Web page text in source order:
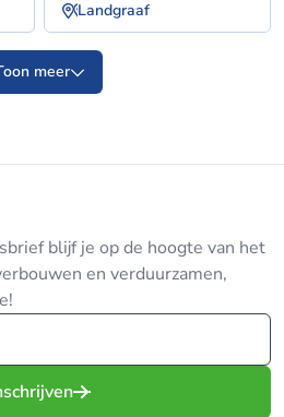
Landgraaf
meer
blijf je op de hoogte van het
en verduurzamen,